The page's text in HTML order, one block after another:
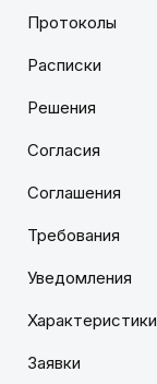
Протоколы
Расписки
Решения
Согласия
Соглашения
Требования
Уведомления
Характеристики
Заявки